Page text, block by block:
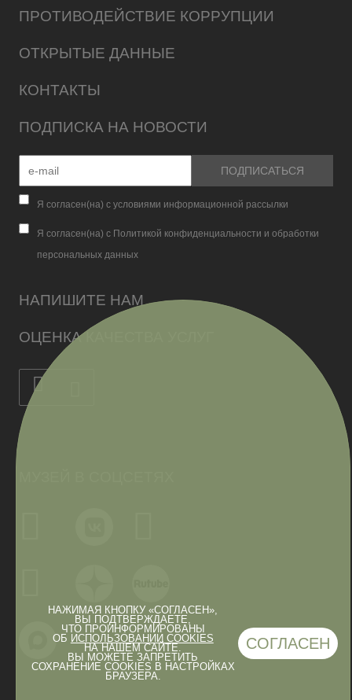
НАЖИМАЯ КНОПКУ «СОГЛАСЕН»,
ВЫ ПОДТВЕРЖДАЕТЕ,
ЧТО ПРОИНФОРМИРОВАНЫ
ОБ ИСПОЛЬЗОВАНИИ COOKIES
НА НАШЕМ САЙТЕ.
ВЫ МОЖЕТЕ ЗАПРЕТИТЬ
СОХРАНЕНИЕ COOKIES В НАСТРОЙКАХ
БРАУЗЕРА.
СОГЛАСЕН
ПРОТИВОДЕЙСТВИЕ КОРРУПЦИИ
ОТКРЫТЫЕ ДАННЫЕ
КОНТАКТЫ
ПОДПИСКА НА НОВОСТИ
Я согласен(на) с условиями информационной рассылки
Я согласен(на) с Политикой конфиденциальности и обработки
персональных данных
НАПИШИТЕ НАМ
ОЦЕНКА КАЧЕСТВА УСЛУГ